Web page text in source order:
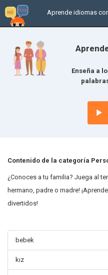
Aprende idiomas
Enseña a
Contenido de la categoría
¿Conoces a tu familia? Juega al
hermano, padre o madre!
divertidos!
bebek
kız